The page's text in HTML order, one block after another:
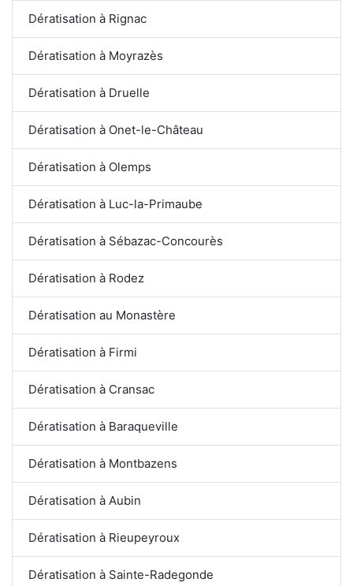
Dératisation à Rignac
Dératisation à Moyrazès
Dératisation à Druelle
Dératisation à Onet-le-Château
Dératisation à Olemps
Dératisation à Luc-la-Primaube
Dératisation à Sébazac-Concourès
Dératisation à Rodez
Dératisation au Monastère
Dératisation à Firmi
Dératisation à Cransac
Dératisation à Baraqueville
Dératisation à Montbazens
Dératisation à Aubin
Dératisation à Rieupeyroux
Dératisation à Sainte-Radegonde